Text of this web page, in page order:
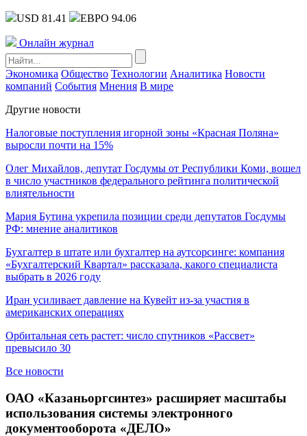
USD 81.41 ЕВРО 94.06
Онлайн журнал
Экономика Общество Технологии Аналитика Новости
компаний События Мнения В мире
Другие новости
Налоговые поступления игорной зоны «Красная Поляна»
выросли почти на 15%
Олег Михайлов, депутат Госдумы от Республики Коми, вошел
в число участников федерального рейтинга политической
влиятельности
Мария Бутина укрепила позиции среди депутатов Госдумы
РФ: мнение аналитиков
Бухгалтер в штате или бухгалтер на аутсорсинге: компания
«Бухгалтерский Квартал» рассказала, какого специалиста
выбрать в 2026 году
Иран усиливает давление на Кувейт из-за участия в
американских операциях
Орбитальная сеть растет: число спутников «Рассвет»
превысило 30
Все новости
ОАО «Казаньоргсинтез» расширяет масштабы
использования системы электронного
документооборота «ДЕЛО»